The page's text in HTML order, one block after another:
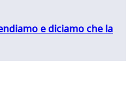
e diciamo che la